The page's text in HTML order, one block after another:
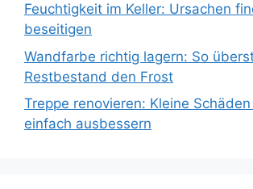
Feuchtigkeit im Keller: Ursachen
beseitigen
Wandfarbe richtig lagern: So
Restbestand den Frost
Treppe renovieren: Kleine
einfach ausbessern